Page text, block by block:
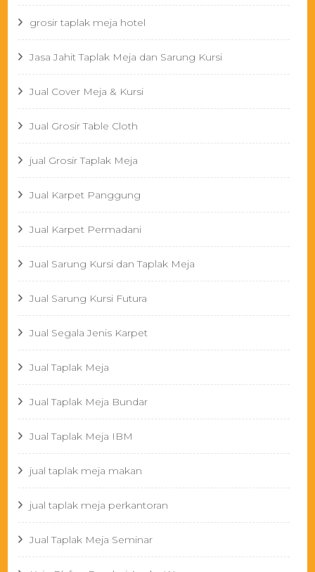
grosir taplak meja hotel
Jasa Jahit Taplak Meja dan Sarung Kursi
Jual Cover Meja & Kursi
Jual Grosir Table Cloth
jual Grosir Taplak Meja
Jual Karpet Panggung
Jual Karpet Permadani
Jual Sarung Kursi dan Taplak Meja
Jual Sarung Kursi Futura
Jual Segala Jenis Karpet
Jual Taplak Meja
Jual Taplak Meja Bundar
Jual Taplak Meja IBM
jual taplak meja makan
jual taplak meja perkantoran
Jual Taplak Meja Seminar